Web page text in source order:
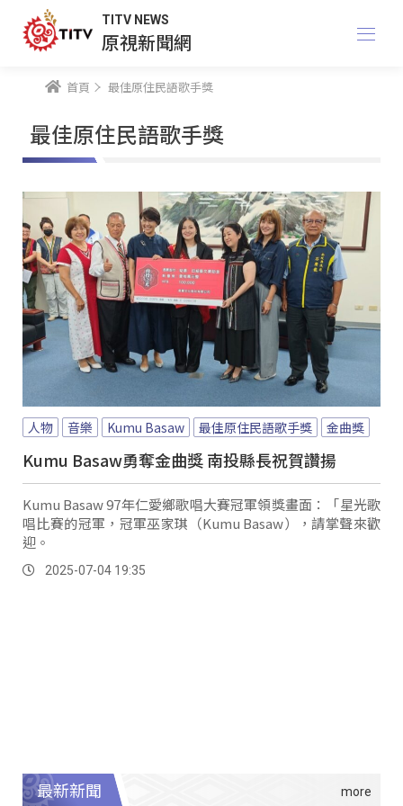
TITV NEWS
原視新聞網
首頁 最佳原住民語歌手獎
最佳原住民語歌手獎
人物 音樂 Kumu Basaw 最佳原住民語歌手獎 金曲獎
Kumu Basaw勇奪金曲獎 南投縣長祝賀讚揚
Kumu Basaw 97年仁愛鄉歌唱大賽冠軍領獎畫面：「星光歌
唱比賽的冠軍，冠軍巫家琪（Kumu Basaw），請掌聲來歡
迎。
2025-07-04 19:35
最新新聞